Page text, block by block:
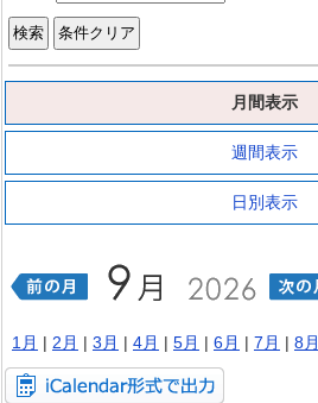
月間表示
週間表示
日別表示
1月 | 2月 | 3月 | 4月 | 5月 | 6月 | 7月 | 8月